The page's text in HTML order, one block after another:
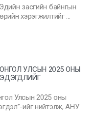
засгийн байнгын
хэрэгжилтийг …
УЛСЫН 2025 ОНЫ
Улсын 2025 оны
ийг нийтэлж, АНУ